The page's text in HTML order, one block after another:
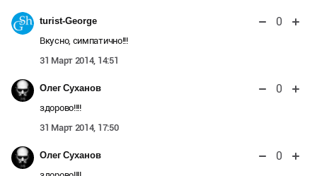
turist-George 0
Вкусно, симпатично!!!
31 Март 2014, 14:51
Олег Суханов 0
здорово!!!!
31 Март 2014, 17:50
Олег Суханов 0